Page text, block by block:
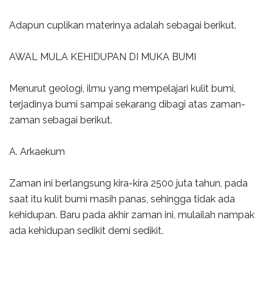
Adapun cuplikan materinya adalah sebagai berikut.
AWAL MULA KEHIDUPAN DI MUKA BUMI
Menurut geologi, ilmu yang mempelajari kulit bumi,
terjadinya bumi sampai sekarang dibagi atas zaman-
zaman sebagai berikut.
A. Arkaekum
Zaman ini berlangsung kira-kira 2500 juta tahun, pada
saat itu kulit bumi masih panas, sehingga tidak ada
kehidupan. Baru pada akhir zaman ini, mulailah nampak
ada kehidupan sedikit demi sedikit.